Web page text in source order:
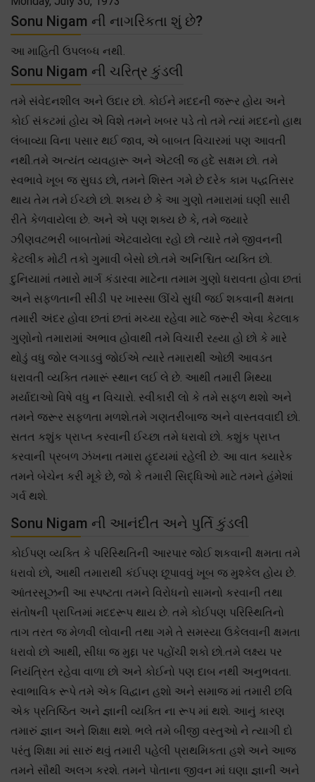
Sonu Nigam ની નાગરિકતા શું છે?
આ માહિતી ઉપલબ્ધ નથી.
Sonu Nigam ની ચરિત્ર કુંડલી
તમે સંવેદનશીલ અને ઉદાર છો. કોઈને મદદની જરૂર હોય અને
કોઈ સંકટમાં હોય એ વિશે તમને ખબર પડે તો તમે ત્યાં મદદનો હાથ
લંબાવ્યા વિના પસાર થઈ જાવ, એ બાબત વિચારમાં પણ આવતી
નથી.તમે અત્યંત વ્યવહારૂ અને એટલી જ હદે સક્ષમ છો. તમે
સ્વભાવે ખૂબ જ સુઘડ છો, તમને શિસ્ત ગમે છે દરેક કામ પદ્ધતિસર
થાય તેમ તમે ઈચ્છો છો. શક્ય છે કે આ ગુણો તમારામાં ઘણી સારી
રીતે કેળવાયેલા છે. અને એ પણ શક્ય છે કે, તમે જ્યારે
ઝીણવટભરી બાબતોમાં એટવાયેલા રહો છો ત્યારે તમે જીવનની
કેટલીક મોટી તકો ગુમાવી બેસો છો.તમે અનિશ્ચિત વ્યક્તિ છો.
દુનિયામાં તમારો માર્ગ કંડારવા માટેના તમામ ગુણો ધરાવતા હોવા છતાં
અને સફળતાની સીડી પર ખાસ્સા ઊંચે સુધી જઈ શકવાની ક્ષમતા
તમારી અંદર હોવા છતાં છતાં મચ્યા રહેવા માટે જરૂરી એવા કેટલાક
ગુણોનો તમારામાં અભાવ હોવાથી તમે વિચારી રહ્યા હો છો કે મારે
થોડું વધુ જોર લગાડવું જોઈએ ત્યારે તમારાથી ઓછી આવડત
ધરાવતી વ્યક્તિ તમારૂં સ્થાન લઈ લે છે. આથી તમારી મિથ્યા
મર્યાદાઓ વિષે વધુ ન વિચારો. સ્વીકારી લો કે તમે સફળ થશો અને
તમને જરૂર સફળતા મળશે.તમે ગણતરીબાજ અને વાસ્તવવાદી છો.
સતત કશુંક પ્રાપ્ત કરવાની ઈચ્છા તમે ધરાવો છો. કશુંક પ્રાપ્ત
કરવાની પ્રબળ ઝંખના તમારા હૃદયમાં રહેલી છે. આ વાત ક્યારેક
તમને બેચેન કરી મૂકે છે, જો કે તમારી સિદ્ધિઓ માટે તમને હંમેશાં
ગર્વ થશે.
Sonu Nigam ની આનંદીત અને પુર્તિ કુંડલી
કોઈપણ વ્યક્તિ કે પરિસ્થિતિની આરપાર જોઈ શકવાની ક્ષમતા તમે
ધરાવો છો, આથી તમારાથી કંઈપણ છૂપાવવું ખૂબ જ મુશ્કેલ હોય છે.
આંતરસૂઝની આ સ્પષ્ટતા તમને વિરોધનો સામનો કરવાની તથા
સંતોષની પ્રાપ્તિમાં મદદરૂપ થાય છે. તમે કોઈપણ પરિસ્થિતિનો
તાગ તરત જ મેળવી લોવાની તથા ગમે તે સમસ્યા ઉકેલવાની ક્ષમતા
ધરાવો છો આથી, સીધા જ મુદ્દા પર પહોંચી શકો છો.તમે લક્ષ્ય પર
નિયંત્રિત રહેવા વાળા છો અને કોઈનો પણ દાબ નથી અનુભવતા.
સ્વાભાવિક રૂપે તમે એક વિદ્વાન હશો અને સમાજ માં તમારી છવિ
એક પ્રતિષ્ઠિત અને જ્ઞાની વ્યક્તિ ના રૂપ માં થશે. આનું કારણ
તમારું જ્ઞાન અને શિક્ષા થશે. ભલે તમે બીજી વસ્તુઓ ને ત્યાગી દો
પરંતુ શિક્ષા માં સારું થવું તમારી પહેલી પ્રાથમિકતા હશે અને આજ
તમને સૌથી અલગ કરશે. તમને પોતાના જીવન માં ઘણા જ્ઞાની અને